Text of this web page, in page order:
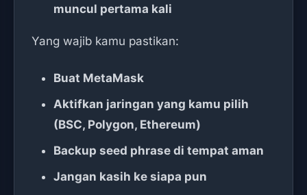
muncul pertama kali
Yang wajib kamu pastikan:
Buat MetaMask
Aktifkan jaringan yang kamu pilih
(BSC, Polygon, Ethereum)
Backup seed phrase di tempat aman
Jangan kasih ke siapa pun